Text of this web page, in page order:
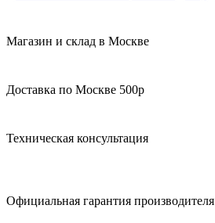
Магазин и склад в Москве
Доставка по Москве 500р
Техническая консультация
Официальная гарантия производителя